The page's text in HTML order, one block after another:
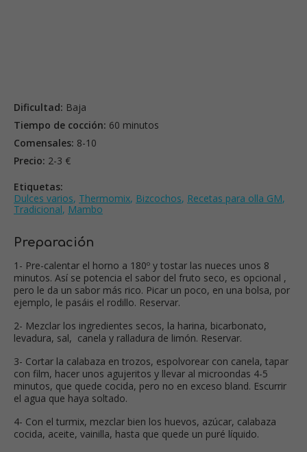
Dificultad: Baja
Tiempo de cocción: 60 minutos
Comensales: 8-10
Precio: 2-3 €
Etiquetas:
Dulces varios, Thermomix, Bizcochos, Recetas para olla GM,
Tradicional, Mambo
Preparación
1- Pre-calentar el horno a 180º y tostar las nueces unos 8
minutos. Así se potencia el sabor del fruto seco, es opcional ,
pero le da un sabor más rico. Picar un poco, en una bolsa, por
ejemplo, le pasáis el rodillo. Reservar.
2- Mezclar los ingredientes secos, la harina, bicarbonato,
levadura, sal, canela y ralladura de limón. Reservar.
3- Cortar la calabaza en trozos, espolvorear con canela, tapar
con film, hacer unos agujeritos y llevar al microondas 4-5
minutos, que quede cocida, pero no en exceso bland. Escurrir
el agua que haya soltado.
4- Con el turmix, mezclar bien los huevos, azúcar, calabaza
cocida, aceite, vainilla, hasta que quede un puré líquido.